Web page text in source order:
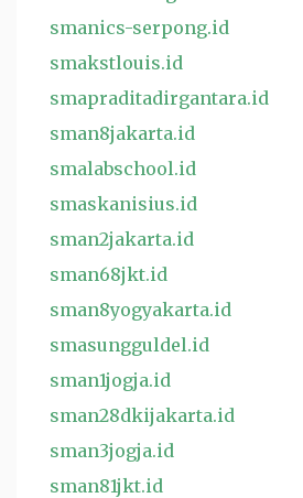
smanics-serpong.id
smakstlouis.id
smapraditadirgantara.id
sman8jakarta.id
smalabschool.id
smaskanisius.id
sman2jakarta.id
sman68jkt.id
sman8yogyakarta.id
smasungguldel.id
sman1jogja.id
sman28dkijakarta.id
sman3jogja.id
sman81jkt.id